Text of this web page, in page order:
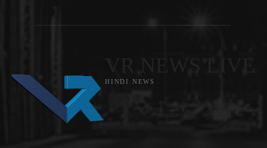
HINDI NEWS